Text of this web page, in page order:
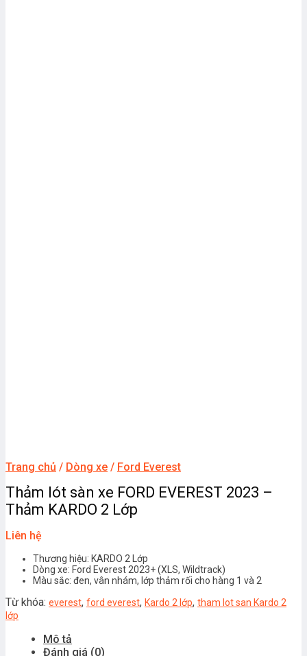
Trang chủ / Dòng xe / Ford Everest
Thảm lót sàn xe FORD EVEREST 2023 –
Thảm KARDO 2 Lớp
Liên hệ
Thương hiệu: KARDO 2 Lớp
Dòng xe: Ford Everest 2023+ (XLS, Wildtrack)
Màu sắc: đen, vân nhám, lớp thảm rối cho hàng 1 và 2
Từ khóa: everest, ford everest, Kardo 2 lớp, tham lot san Kardo 2
lớp
Mô tả
Đánh giá (0)